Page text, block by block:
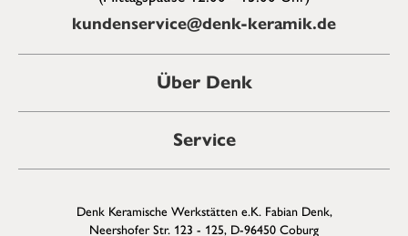
kundenservice@denk-keramik.de
Über Denk
Service
Denk Keramische Werkstätten e.K. Fabian Denk,
Neershofer Str. 123 - 125, D-96450 Coburg